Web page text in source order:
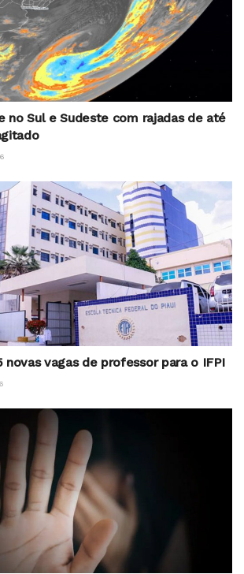
no Sul e Sudeste com rajadas de até
novas vagas de professor para o IFPI